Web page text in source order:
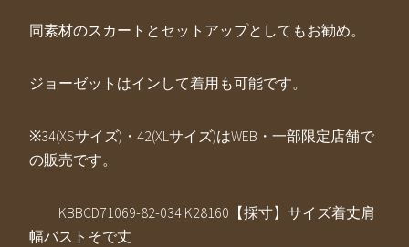
同素材のスカートとセットアップとしてもお勧め。
ジョーゼットはインして着用も可能です。
※34(XSサイズ)・42(XLサイズ)はWEB・一部限定店舗で
の販売です。
KBBCD71069-82-034 K28160【採寸】サイズ着丈肩
幅バストそで丈